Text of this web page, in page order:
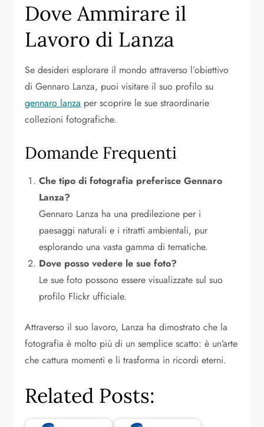
Dove Ammirare il
Lavoro di Lanza
Se desideri esplorare il mondo attraverso l’obiettivo
di Gennaro Lanza, puoi visitare il suo profilo su
gennaro lanza per scoprire le sue straordinarie
collezioni fotografiche.
Domande Frequenti
Che tipo di fotografia preferisce Gennaro
Lanza?
Gennaro Lanza ha una predilezione per i
paesaggi naturali e i ritratti ambientali, pur
esplorando una vasta gamma di tematiche.
Dove posso vedere le sue foto?
Le sue foto possono essere visualizzate sul suo
profilo Flickr ufficiale.
Attraverso il suo lavoro, Lanza ha dimostrato che la
fotografia è molto più di un semplice scatto: è un’arte
che cattura momenti e li trasforma in ricordi eterni.
Related Posts: